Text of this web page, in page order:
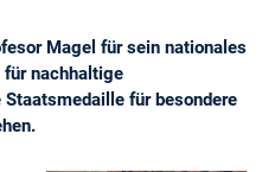
Magel für sein nationales
für nachhaltige
für besondere